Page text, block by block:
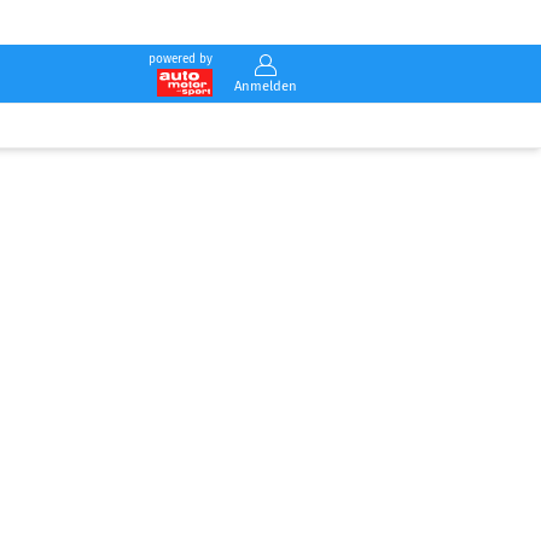
powered by
Anmelden